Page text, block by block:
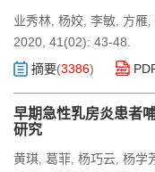
业秀林, 杨姣, 李敏, 方雁,
2020, 41(02): 43-48.
摘要(3386)
早期急性乳房炎患者
研究
黄琪, 葛菲, 杨巧云, 杨学